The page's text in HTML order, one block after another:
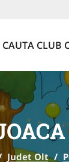
CAUTA CLUB
Judet Olt /